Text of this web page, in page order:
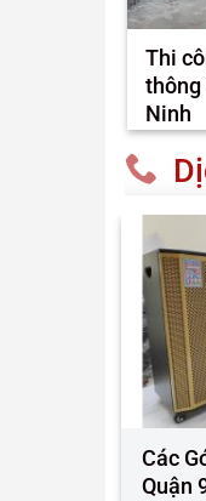
Thi
thông
Ninh
Cho Thuê
Khấu Tại